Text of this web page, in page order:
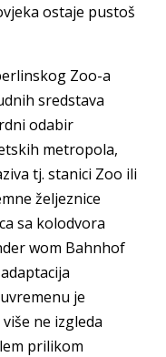
ostaje pustoš
Zoo-a
sredstava
odabir
metropola,
tj. stanici Zoo ili
željeznice
sa kolodvora
wom Bahnhof
je
ne izgleda
prilikom